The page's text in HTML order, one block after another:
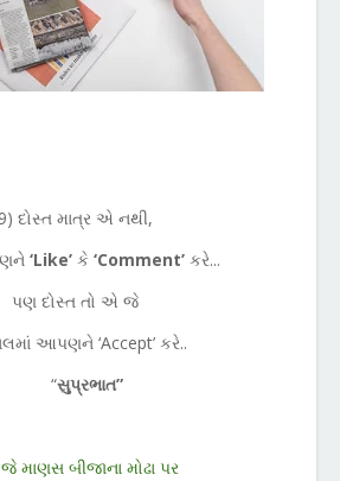
9) દોસ્ત માત્ર એ નથી,
‘Like’કે ‘Comment’કરે...
પણ દોસ્ત તો એ જે
આપણને ‘Accept’ કરે..
“સુપ્રભાત”
માણસ બીજાના મોઢા પર